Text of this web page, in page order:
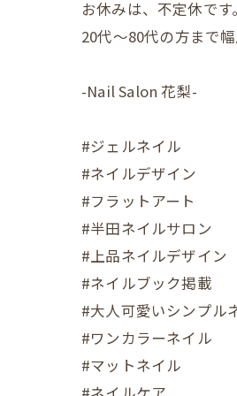
お休みは、不定休です。
20代〜80代の方まで
-Nail Salon 花梨-
#ジェルネイル
#ネイルデザイン
#フラットアート
#半田ネイルサロン
#上品ネイルデザイン
#ネイルブック掲載
#大人可愛いシンプル
#ワンカラーネイル
#マットネイル